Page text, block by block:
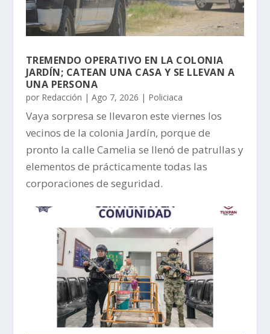
TREMENDO OPERATIVO EN LA COLONIA
JARDÍN; CATEAN UNA CASA Y SE LLEVAN A
UNA PERSONA
por Redacción | Ago 7, 2026 | Policiaca
Vaya sorpresa se llevaron este viernes los
vecinos de la colonia Jardín, porque de
pronto la calle Camelia se llenó de patrullas y
elementos de prácticamente todas las
corporaciones de seguridad.